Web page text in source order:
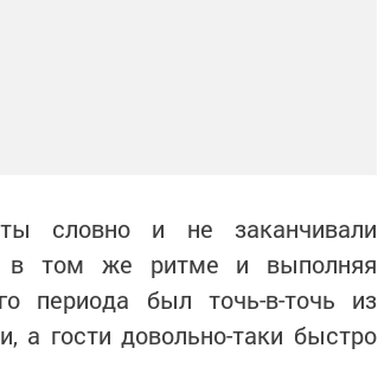
словно и не заканчивали
в том же ритме и выполняя
периода был точь-в-точь из
а гости довольно-таки быстро